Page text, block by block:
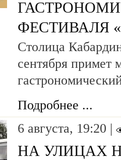
ФЕСТИВАЛЯ
Столица
сентября примет
Подробнее ...
6 августа, 19:20 |
НА УЛИЦАХ